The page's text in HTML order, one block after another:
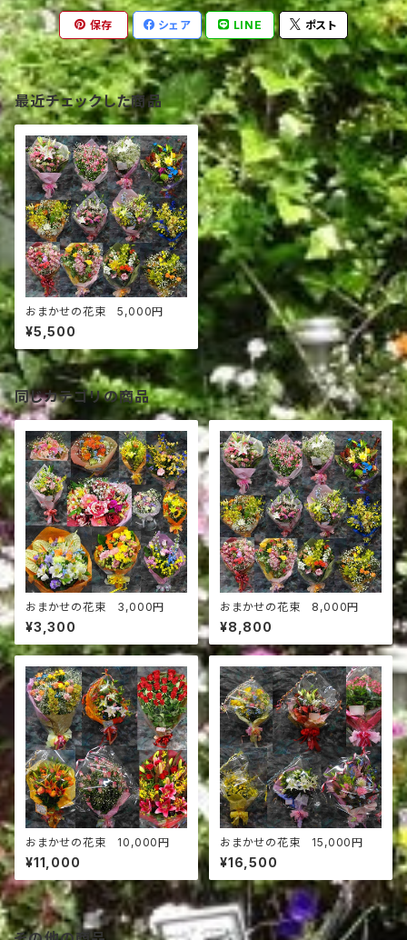
保存 シェア LINE ポスト
最近チェックした商品
おまかせの花束 5,000円
¥5,500
同じカテゴリの商品
おまかせの花束 3,000円
¥3,300
おまかせの花束 8,000円
¥8,800
おまかせの花束 10,000円
¥11,000
おまかせの花束 15,000円
¥16,500